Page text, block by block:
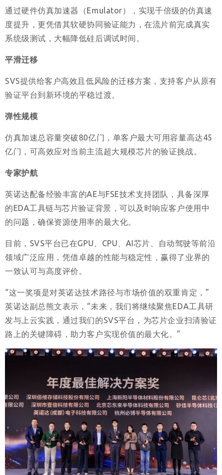
通过硬件仿真加速器（Emulator），实现千倍级的仿真速
度提升，更凭借其软硬协同验证能力，在流片前完成真实
系统级测试，大幅降低硅后调试时间。
平滑迁移
SVS提供给客户高效且低风险的迁移方案，支持客户从原有
验证平台到新环境的平稳过渡。
弹性规模
仿真加速总容量突破80亿门，单客户最大可用容量高达45
亿门，可高效应对当前主流超大规模芯片的验证挑战。
专家护航
英诺达配备经验丰富的AE与FSE技术支持团队，具备深厚
的EDA工具链与芯片验证背景，可以及时响应客户使用中
的问题，确保资源使用率的最大化。
目前，SVS平台已在GPU、CPU、AI芯片、自动驾驶等前沿
领域广泛应用，凭借卓越的性能与稳定性，赢得了业界的
一致认可与高度评价。
“这一奖项是对英诺达技术路径与市场价值的双重肯定，”
英诺达副总熊文表示，“未来，我们将继续聚焦EDA工具研
发与上云实践，通过我们的SVS平台，为芯片企业扫清验证
路上的关键障碍，助力客户实现价值的最大化。”